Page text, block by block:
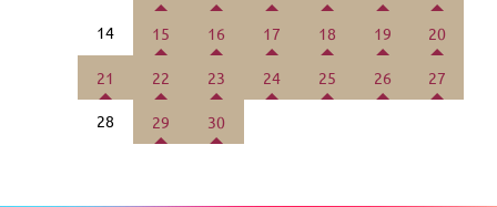
14 15 16 17 18 19 20
21 22 23 24 25 26 27
28 29 30